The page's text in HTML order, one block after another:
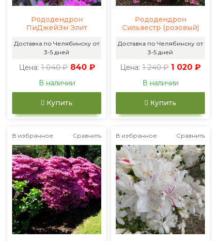
Рододендрон
ПиДжейЭм Элит
Доставка по Челябинску от
3-5 дней
Цена: 1 040 ₽ 840 ₽
В наличии
Купить
Рододендрон
Сильвестр (розовый)
Доставка по Челябинску от
3-5 дней
Цена: 1 240 ₽ 1 020 ₽
В наличии
Купить
В избранное Сравнить В избранное Сравнить